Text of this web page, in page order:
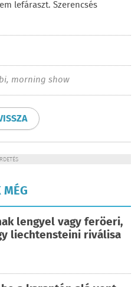
lefáraszt. Szerencsés
, morning show
lengyel vagy feröeri,
liechtensteini riválisa